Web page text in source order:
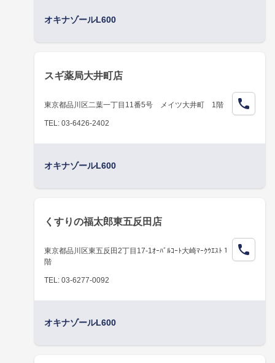
オキナゾールL600
スギ薬局大井町店
東京都品川区二葉一丁目11番5号 メイツ大井町 1階
TEL: 03-6426-2402
オキナゾールL600
くすりの福太郎東五反田店
東京都品川区東五反田2丁目17-1ｵｰﾊﾞﾙｺｰﾄ大崎ﾏｰｸｳｴｽﾄ１
階
TEL: 03-6277-0092
オキナゾールL600